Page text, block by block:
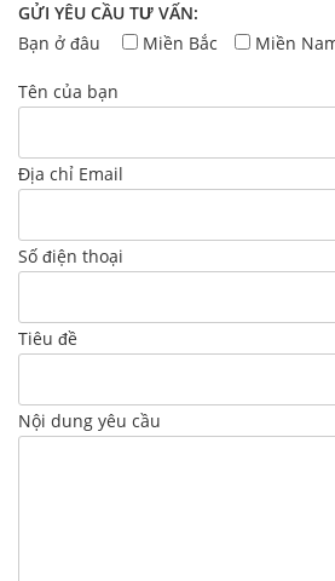
GỬI YÊU CẦU TƯ VẤN:
Bạn ở đâu
Miền Bắc Miền
Tên của bạn
Địa chỉ Email
Số điện thoại
Tiêu đề
Nội dung yêu cầu